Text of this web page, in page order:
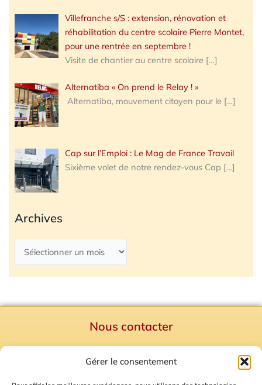
Gérer le consentement
Villefranche s/S : extension, rénovation et
réhabilitation du centre scolaire Pierre Montet,
pour une rentrée en septembre !
Visite de chantier au centre scolaire […]
Alternatiba « On prend le Relay ! »
Alternatiba, mouvement citoyen pour le […]
Cap sur l’Emploi : Le Mag de France Travail
Sixième volet de notre rendez-vous Cap […]
Archives
Nous contacter
Mentions Légales
Plan du site